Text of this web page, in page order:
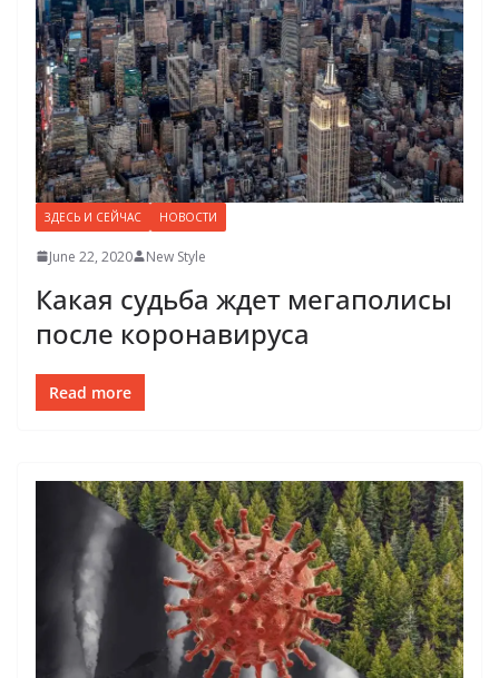
ЗДЕСЬ И СЕЙЧАС НОВОСТИ
June 22, 2020 New Style
Какая судьба ждет мегаполисы
после коронавируса
Read more